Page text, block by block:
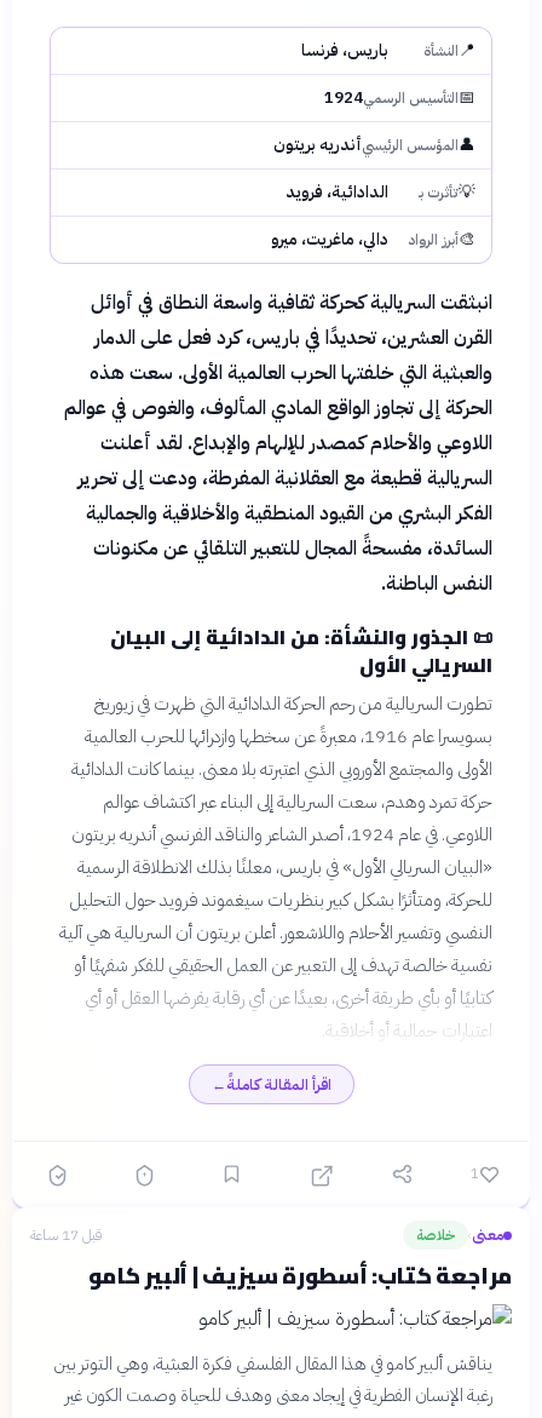
📍النشأة
باريس، فرنسا
📅التأسيس الرسمي1924
👤المؤسس الرئيسيأندريه بريتون
💡تأثرت بـ
الدادائية، فرويد
🎨أبرز الرواد دالي، ماغريت، ميرو
انبثقت السريالية كحركة ثقافية واسعة النطاق في أوائل
القرن العشرين، تحديدًا في باريس، كرد فعل على الدمار
والعبثية التي خلفتها الحرب العالمية الأولى. سعت هذه
الحركة إلى تجاوز الواقع المادي المألوف، والغوص في عوالم
اللاوعي والأحلام كمصدر للإلهام والإبداع. لقد أعلنت
السريالية قطيعة مع العقلانية المفرطة، ودعت إلى تحرير
الفكر البشري من القيود المنطقية والأخلاقية والجمالية
السائدة، مفسحةً المجال للتعبير التلقائي عن مكنونات
النفس الباطنة.
📜 الجذور والنشأة: من الدادائية إلى البيان
السريالي الأول
تطورت السريالية من رحم الحركة الدادائية التي ظهرت في زيوريخ
بسويسرا عام 1916، معبرةً عن سخطها وازدرائها للحرب العالمية
الأولى والمجتمع الأوروبي الذي اعتبرته بلا معنى. بينما كانت الدادائية
حركة تمرد وهدم، سعت السريالية إلى البناء عبر اكتشاف عوالم
اللاوعي. في عام 1924، أصدر الشاعر والناقد الفرنسي أندريه بريتون
«البيان السريالي الأول» في باريس، معلنًا بذلك الانطلاقة الرسمية
للحركة، ومتأثرًا بشكل كبير بنظريات سيغموند فرويد حول التحليل
النفسي وتفسير الأحلام واللاشعور. أعلن بريتون أن السريالية هي آلية
نفسية خالصة تهدف إلى التعبير عن العمل الحقيقي للفكر شفهيًا أو
كتابيًا أو بأي طريقة أخرى، بعيدًا عن أي رقابة يفرضها العقل أو أي
اعتبارات جمالية أو أخلاقية.
اقرأ المقالة كاملةً←
1
معنى› خلاصة قبل 17 ساعة
مراجعة كتاب: أسطورة سيزيف | ألبير كامو
يناقش ألبير كامو في هذا المقال الفلسفي فكرة العبثية، وهي التوتر بين
رغبة الإنسان الفطرية في إيجاد معنى وهدف للحياة وصمت الكون غير